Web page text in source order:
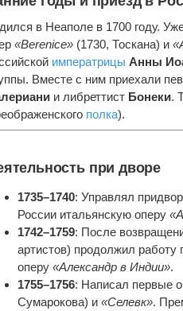
в Неаполе в 1700 году.
«Berenice» (1730, Тоскана) и
императрицы Анны
Вместе с ним приехали
и либреттист Бонеки.
полка).
при дворе
1735–1740: Управлял
России итальянскую оперу
1742–1759: После
артистов) продолжил работу
оперу «Александр в Индии».
1755–1756: Написал первые
Сумарокова) и «Селевк».